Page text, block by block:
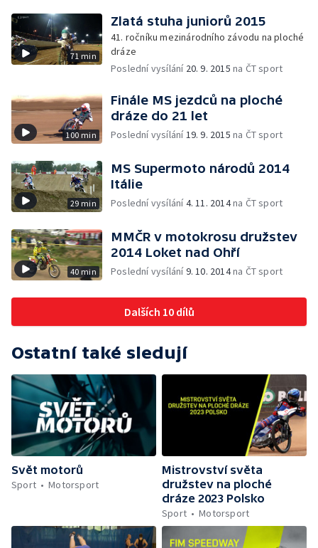
71 min
Zlatá stuha juniorů 2015
41. ročníku mezinárodního závodu na ploché
dráze
Poslední vysílání 20. 9. 2015 na ČT sport
100 min
Finále MS jezdců na ploché
dráze do 21 let
Poslední vysílání19. 9. 2015 na ČT sport
29 min
MS Supermoto národů 2014
Itálie
Poslední vysílání4. 11. 2014na ČT sport
40 min
MMČR v motokrosu družstev
2014 Loket nad Ohří
Poslední vysílání9. 10. 2014na ČT sport
Dalších 10 dílů
Ostatní také sledují
Svět motorů
Sport
Motorsport
Mistrovství světa
družstev na ploché
dráze 2023 Polsko
Sport
Motorsport